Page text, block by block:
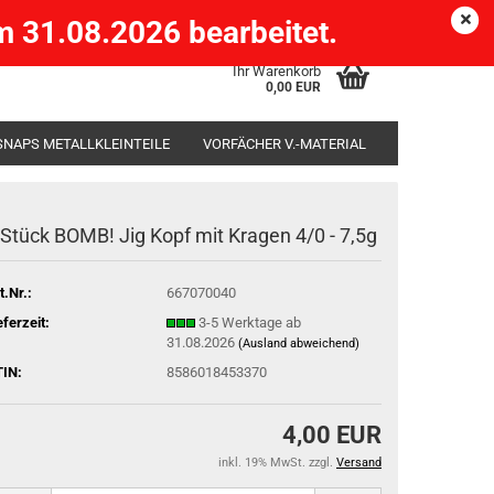
) Kundenlogin
Ihr Warenkorb
0,00 EUR
31.08.2026 bearbeitet.
METALLKLEINTEILE VORFÄCHER V.-MATERIAL
BOMB! Jig Kopf mit Kragen 4/0 - 7,5g
667070040
3-5 Werktage ab
31.08.2026 (Ausland abweichend)
8586018453370
4,00 EUR
inkl. 19% MwSt. zzgl. Versand